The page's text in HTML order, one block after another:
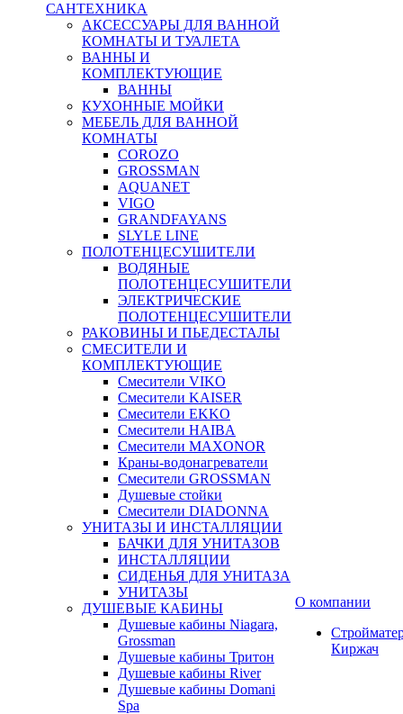
САНТЕХНИКА
АКСЕССУАРЫ ДЛЯ ВАННОЙ
КОМНАТЫ И ТУАЛЕТА
ВАННЫ И
КОМПЛЕКТУЮЩИЕ
ВАННЫ
КУХОННЫЕ МОЙКИ
МЕБЕЛЬ ДЛЯ ВАННОЙ
КОМНАТЫ
COROZO
GROSSMAN
AQUANET
VIGO
GRANDFAYANS
SLYLE LINE
ПОЛОТЕНЦЕСУШИТЕЛИ
ВОДЯНЫЕ
ПОЛОТЕНЦЕСУШИТЕЛИ
ЭЛЕКТРИЧЕСКИЕ
ПОЛОТЕНЦЕСУШИТЕЛИ
РАКОВИНЫ И ПЬЕДЕСТАЛЫ
СМЕСИТЕЛИ И
КОМПЛЕКТУЮЩИЕ
Смесители VIKO
Смесители KAISER
Смесители EKKO
Смесители HAIBA
Смесители MAXONOR
Краны-водонагреватели
Смесители GROSSMAN
Душевые стойки
Смесители DIADONNA
УНИТАЗЫ И ИНСТАЛЛЯЦИИ
БАЧКИ ДЛЯ УНИТАЗОВ
ИНСТАЛЛЯЦИИ
СИДЕНЬЯ ДЛЯ УНИТАЗА
УНИТАЗЫ
ДУШЕВЫЕ КАБИНЫ
Душевые кабины Niagara,
Grossman
Душевые кабины Тритон
Душевые кабины River
Душевые кабины Domani
Spa
О компании
Киржач